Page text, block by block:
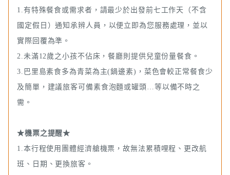
1.有特殊餐食或需求者，請最少於出發前七工作天（不含
國定假日）通知承辨人員，以便立即為您服務處理，並以
實際回覆為準。
2.未滿12歲之小孩不佔床，餐廳則提供兒童份量餐食。
3.巴里島素食多為青菜為主(鍋邊素)，菜色會較正常餐食少
及簡單，建議旅客可備素食泡麵或罐頭…等以備不時之
需。
★機票之提醒★
1.本行程使用團體經濟艙機票，故無法累積哩程、更改航
班、日期、更換旅客。